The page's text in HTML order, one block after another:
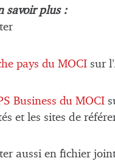
savoir plus :
pays du MOCI sur
Business du MOCI
et les sites de
aussi en fichier